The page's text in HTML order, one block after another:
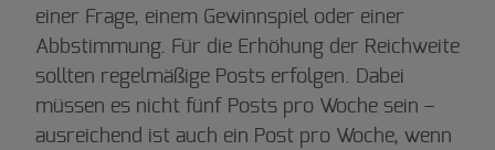
einer Frage, einem Gewinnspiel oder einer
Abbstimmung. Für die Erhöhung der Reichweite
sollten regelmäßige Posts erfolgen. Dabei
müssen es nicht fünf Posts pro Woche sein –
ausreichend ist auch ein Post pro Woche, wenn